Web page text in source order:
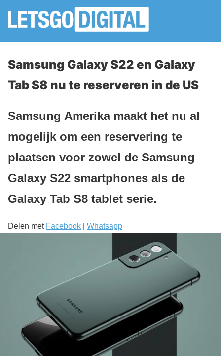
Samsung Galaxy S22 en Galaxy
Tab S8 nu te reserveren in de US
Samsung Amerika maakt het nu al
mogelijk om een reservering te
plaatsen voor zowel de Samsung
Galaxy S22 smartphones als de
Galaxy Tab S8 tablet serie.
Delen met Facebook Whatsapp